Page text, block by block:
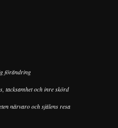
förändring
tacksamhet och inre skörd
närvaro och själens resa